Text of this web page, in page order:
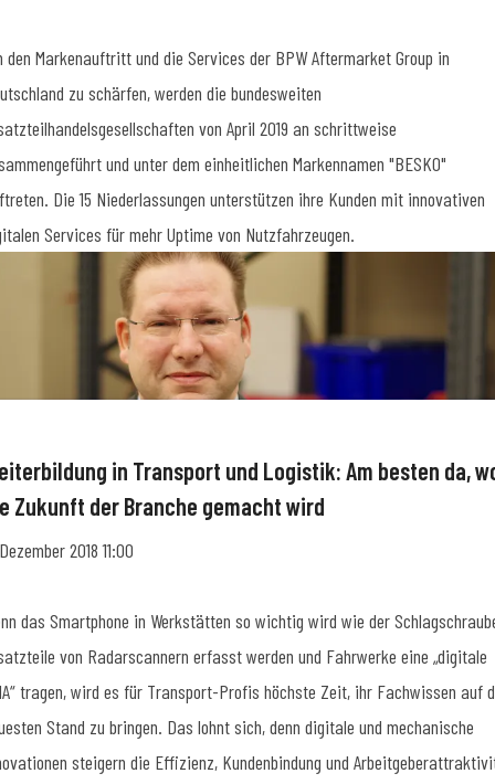
den Markenauftritt und die Services der BPW Aftermarket Group in
zu schärfen, werden die bundesweiten
von April 2019 an schrittweise
und unter dem einheitlichen Markennamen "BESKO"
Die 15 Niederlassungen unterstützen ihre Kunden mit innovativen
Services für mehr Uptime von Nutzfahrzeugen.
in Transport und Logistik: Am besten da,
Zukunft der Branche gemacht wird
2018 11:00
das Smartphone in Werkstätten so wichtig wird wie der
von Radarscannern erfasst werden und Fahrwerke eine „digitale
tragen, wird es für Transport-Profis höchste Zeit, ihr Fachwissen auf
Stand zu bringen. Das lohnt sich, denn digitale und mechanische
steigern die Effizienz, Kundenbindung und